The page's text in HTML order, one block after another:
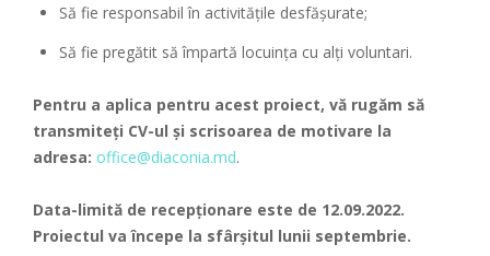
Să fie responsabil în activitățile desfășurate;
Să fie pregătit să împartă locuința cu alți voluntari.
Pentru a aplica pentru acest proiect, vă rugăm să
transmiteți CV-ul și scrisoarea de motivare la
adresa: office@diaconia.md.
Data-limită de recepționare este de 12.09.2022.
Proiectul va începe la sfârșitul lunii septembrie.